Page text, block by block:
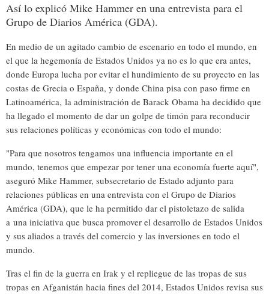
Así lo explicó Mike Hammer en una entrevista para el
Grupo de Diarios América (GDA).
En medio de un agitado cambio de escenario en todo el mundo, en
el que la hegemonía de Estados Unidos ya no es lo que era antes,
donde Europa lucha por evitar el hundimiento de su proyecto en las
costas de Grecia o España, y donde China pisa con paso firme en
Latinoamérica, la administración de Barack Obama ha decidido que
ha llegado el momento de dar un golpe de timón para reconducir
sus relaciones políticas y económicas con todo el mundo:
"Para que nosotros tengamos una influencia importante en el
mundo, tenemos que empezar por tener una economía fuerte aquí",
aseguró Mike Hammer, subsecretario de Estado adjunto para
relaciones públicas en una entrevista con el Grupo de Diarios
América (GDA), que le ha permitido dar el pistoletazo de salida
a una iniciativa que busca promover el desarrollo de Estados Unidos
y sus aliados a través del comercio y las inversiones en todo el
mundo.
Tras el fin de la guerra en Irak y el repliegue de las tropas de sus
tropas en Afganistán hacia fines del 2014, Estados Unidos revisa sus